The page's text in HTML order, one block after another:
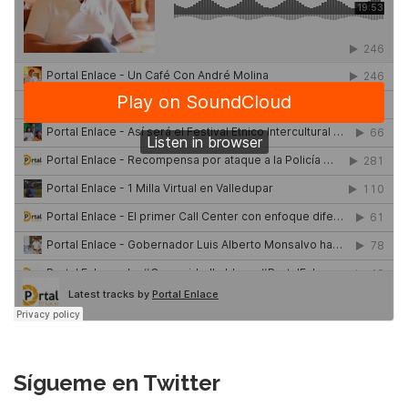
Sígueme en Twitter